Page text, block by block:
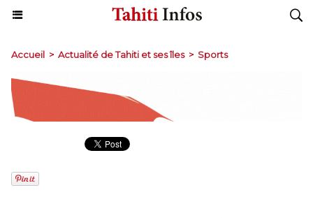
Accueil > Actualité de Tahiti et ses îles > Sports